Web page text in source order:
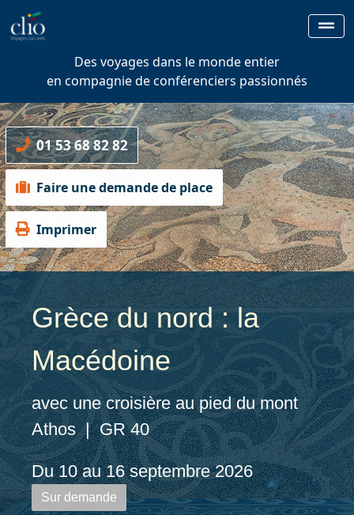
Des voyages dans le monde entier
en compagnie de conférenciers passionnés
01 53 68 82 82
Faire une demande de place
Imprimer
Grèce du nord : la
Macédoine
avec une croisière au pied du mont
Athos | GR 40
Du 10 au 16 septembre 2026
Sur demande